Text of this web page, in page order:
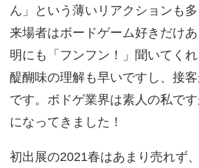
ん」という薄いリアクションも多
来場者はボードゲーム好きだけ
明にも「フンフン！」聞いてく
醍醐味の理解も早いですし、接
です。ボドゲ業界は素人の私で
になってきました！
初出展の2021春はあまり売れず